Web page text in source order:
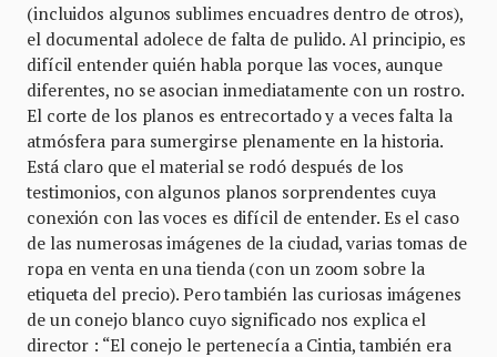
(incluidos algunos sublimes encuadres dentro de otros),
el documental adolece de falta de pulido. Al principio, es
difícil entender quién habla porque las voces, aunque
diferentes, no se asocian inmediatamente con un rostro.
El corte de los planos es entrecortado y a veces falta la
atmósfera para sumergirse plenamente en la historia.
Está claro que el material se rodó después de los
testimonios, con algunos planos sorprendentes cuya
conexión con las voces es difícil de entender. Es el caso
de las numerosas imágenes de la ciudad, varias tomas de
ropa en venta en una tienda (con un zoom sobre la
etiqueta del precio). Pero también las curiosas imágenes
de un conejo blanco cuyo significado nos explica el
director : “El conejo le pertenecía a Cintia, también era